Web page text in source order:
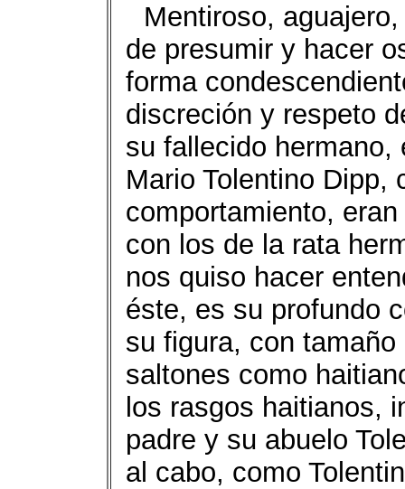
Mentiroso,
de presumir y hacer
forma
discreción y respeto
su fallecido hermano,
Mario Tolentino Dipp,
comportamiento,
con los de la rata
nos quiso hacer
éste, es su profundo
su figura, con
saltones como
los rasgos haitianos,
padre y su abuelo
al cabo, como